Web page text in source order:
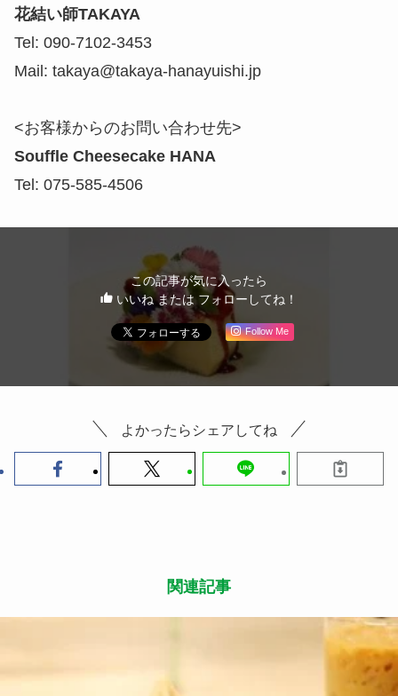
花結い師TAKAYA
Tel: 090-7102-3453
Mail: takaya@takaya-hanayuishi.jp
<お客様からのお問い合わせ先>
Souffle Cheesecake HANA
Tel: 075-585-4506
この記事が気に入ったら
いいね または フォローしてね！
Follow Me
よかったらシェアしてね
関連記事